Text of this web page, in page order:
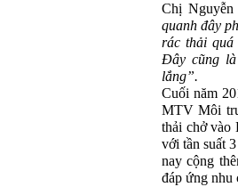
Chị
quanh đây
rác thải
Đây cũng
lắng”.
Cuối năm
MTV Môi
thải chở vào
với tần suất
nay cộng
đáp ứng nhu